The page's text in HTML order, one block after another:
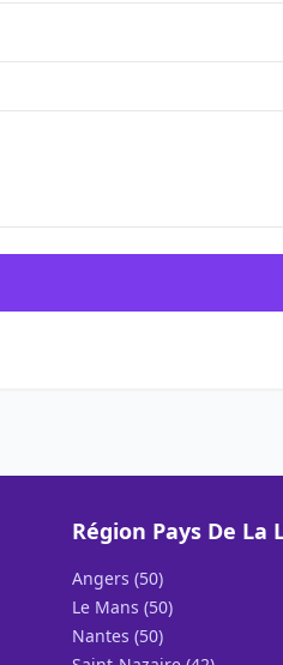
Région Pays De La
Angers (50)
Le Mans (50)
Nantes (50)